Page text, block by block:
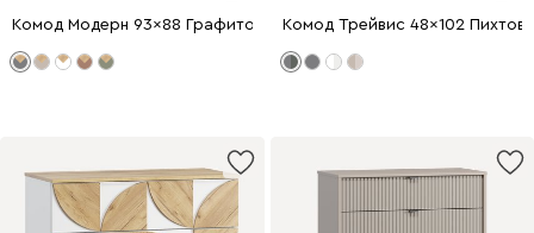
Комод Модерн 93x88 Графитовый Комод Трейвис 48x102